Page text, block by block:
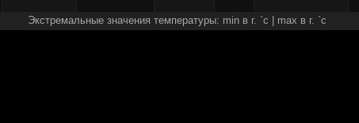
Экстремальные значения температуры: min в г. `c | max в г. `c